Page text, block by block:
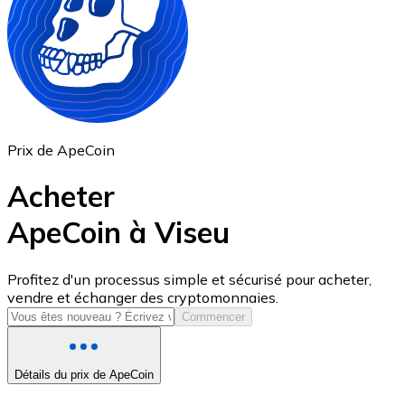
Ethereum
ETH
USD Coin
USDC
Prix de ApeCoin
Acheter
ApeCoin à Viseu
Profitez d'un processus simple et sécurisé pour acheter,
vendre et échanger des cryptomonnaies.
Commencer
Détails du prix de ApeCoin